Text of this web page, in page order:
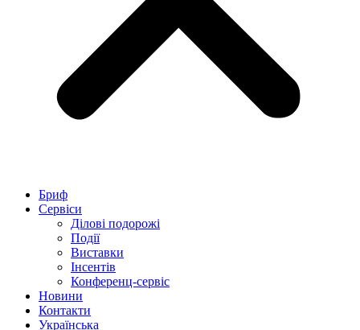
Бриф
Сервіси
Ділові подорожі
Події
Виставки
Інсентів
Конференц-сервіс
Новини
Контакти
Українська